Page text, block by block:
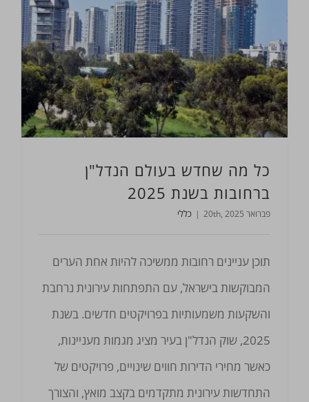
כל מה שחדש בעולם הנדל"ן
ברחובות בשנת 2025
פברואר 20th, 2025 | כללי
תוכן עניינים רחובות ממשיכה להיות אחת הערים
המבוקשות בישראל, עם התפתחות עירונית נרחבת
והשקעות משמעותיות בפרויקטים חדשים. בשנת
2025, שוק הנדל"ן בעיר מציג מגמות מעניינות,
כאשר מחירי הדירות חווים שינויים, פרויקטים של
התחדשות עירונית מתקדמים בקצב מואץ, והצורך